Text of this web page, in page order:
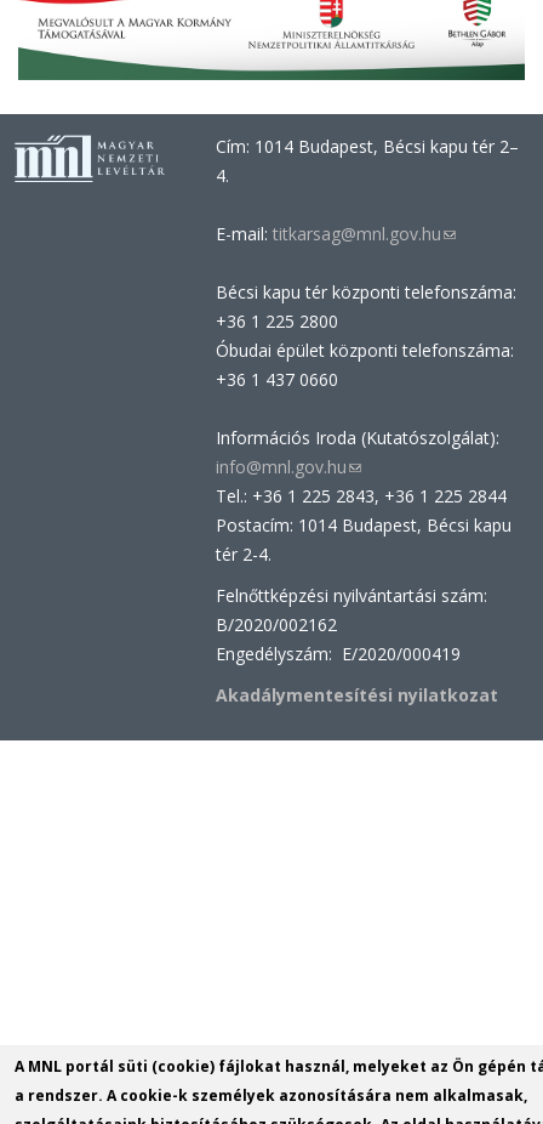
Cím: 1014 Budapest, Bécsi kapu tér 2–
4.
E-mail: titkarsag@mnl.gov.hu(link
e-
Bécsi kapu tér központi telefonszáma:
+36 1 225 2800
Óbudai épület központi telefonszáma:
+36 1 437 0660
Információs Iroda (Kutatószolgálat):
info@mnl.gov.hu(link
sends
e-
Tel.: +36 1 225 2843, +36 1 225 2844
Postacím: 1014 Budapest, Bécsi kapu
tér 2-4.
Felnőttképzési nyilvántartási szám:
B/2020/002162
Engedélyszám: E/2020/000419
Akadálymentesítési nyilatkozat
A MNL portál süti (cookie) fájlokat használ, melyeket az Ön gépén
a rendszer. A cookie-k személyek azonosítására nem alkalmasak,